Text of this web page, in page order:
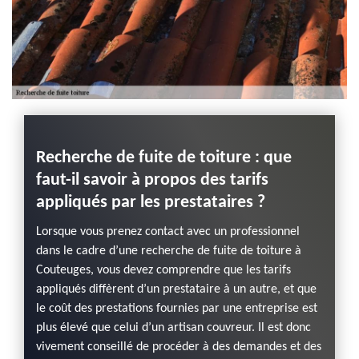
Recherche de fuite de toiture : que
faut-il savoir à propos des tarifs
appliqués par les prestataires ?
Lorsque vous prenez contact avec un professionnel
dans le cadre d’une recherche de fuite de toiture à
Couteuges, vous devez comprendre que les tarifs
appliqués diffèrent d’un prestataire à un autre, et que
le coût des prestations fournies par une entreprise est
plus élevé que celui d’un artisan couvreur. Il est donc
vivement conseillé de procéder à des demandes et des